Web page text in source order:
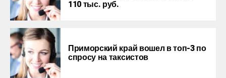
110 тыс. руб.
Приморский край вошел в топ-3 по
спросу на таксистов